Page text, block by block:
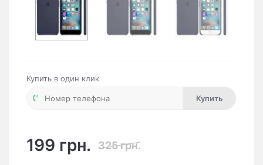
Купить в один клик
Купить
199 грн. 325 грн.